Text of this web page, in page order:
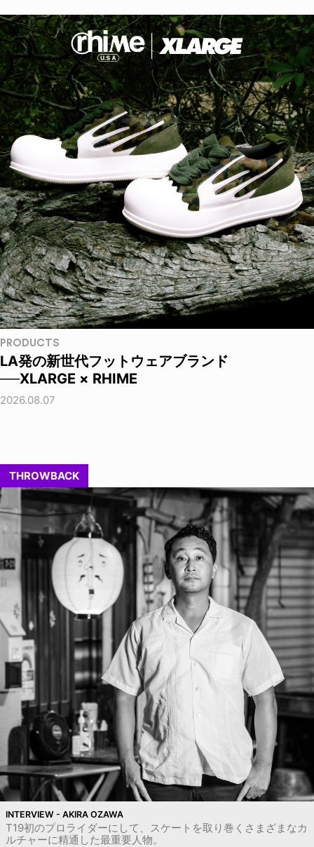
PRODUCTS
LA発の新世代フットウェアブランド
──XLARGE × RHIME
2026.08.07
THROWBACK
INTERVIEW - AKIRA OZAWA
T19初のプロライダーにして、スケートを取り巻くさまざまなカ
ルチャーに精通した最重要人物。